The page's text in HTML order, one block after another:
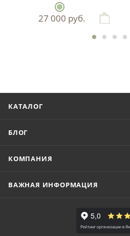
27 000 руб.
КАТАЛОГ
БЛОГ
КОМПАНИЯ
ВАЖНАЯ ИНФОРМАЦИЯ